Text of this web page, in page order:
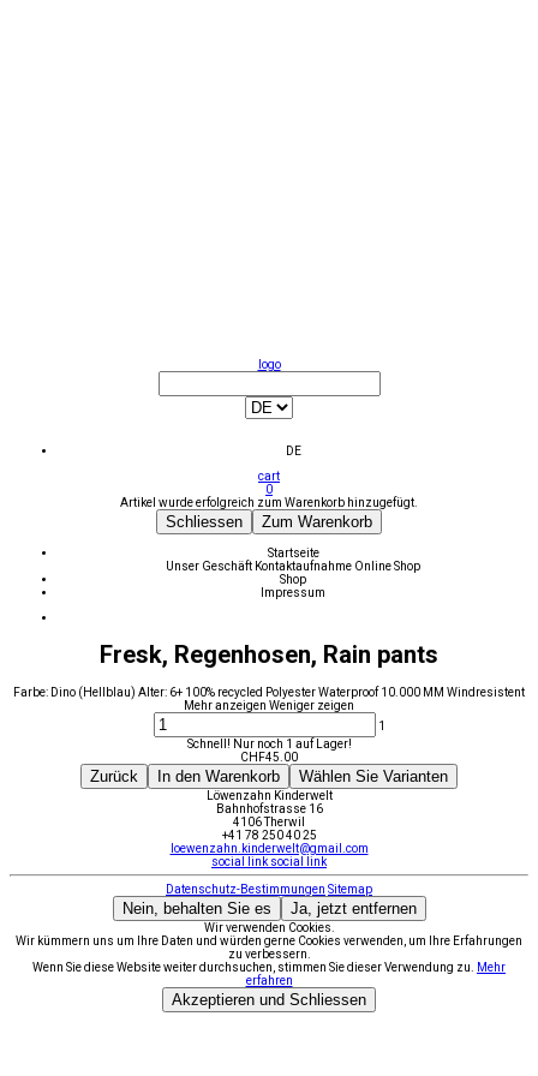
logo
DE
cart
0
Artikel wurde erfolgreich zum Warenkorb hinzugefügt.
Schliessen Zum Warenkorb
Startseite
Unser Geschäft Kontaktaufnahme Online Shop
Shop
Impressum
Fresk, Regenhosen, Rain pants
Farbe: Dino (Hellblau) Alter: 6+ 100% recycled Polyester Waterproof 10.000 MM Windresistent
Mehr anzeigen Weniger zeigen
1
Schnell! Nur noch 1 auf Lager!
CHF45.00
Zurück In den Warenkorb Wählen Sie Varianten
Löwenzahn Kinderwelt
Bahnhofstrasse 16
4106 Therwil
+41 78 250 40 25
loewenzahn.kinderwelt@gmail.com
social link social link
Datenschutz-Bestimmungen Sitemap
Nein, behalten Sie es Ja, jetzt entfernen
Wir verwenden Cookies.
Wir kümmern uns um Ihre Daten und würden gerne Cookies verwenden, um Ihre Erfahrungen
zu verbessern.
Wenn Sie diese Website weiter durchsuchen, stimmen Sie dieser Verwendung zu.
Mehr
erfahren
Akzeptieren und Schliessen